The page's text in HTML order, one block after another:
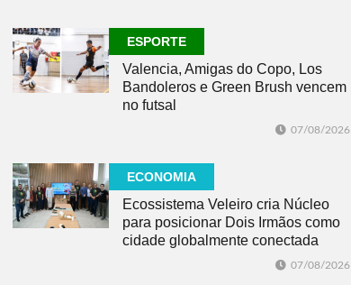
ESPORTE
Valencia, Amigas do Copo, Los
Bandoleros e Green Brush vencem
no futsal
07/08/2026
ECONOMIA
Ecossistema Veleiro cria Núcleo
para posicionar Dois Irmãos como
cidade globalmente conectada
07/08/2026